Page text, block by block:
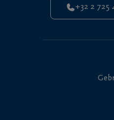
+32 2 725